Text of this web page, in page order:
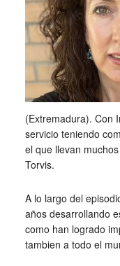
(Extremadura). Con
servicio teniendo
el que llevan
Torvis.
A lo largo del
años desarrollando
como han logrado
tambien a todo el